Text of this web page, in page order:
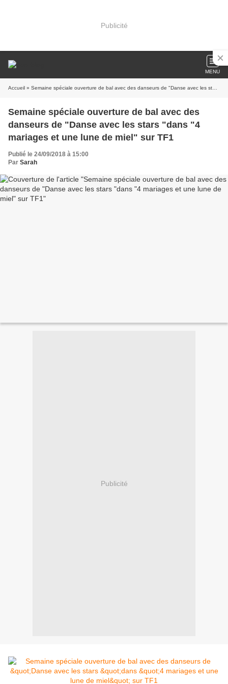
Publicité
MENU
Accueil » Semaine spéciale ouverture de bal avec des danseurs de "Danse avec les stars "dans "4 mariages et une lune de miel" sur TF1
Semaine spéciale ouverture de bal avec des
danseurs de "Danse avec les stars "dans "4
mariages et une lune de miel" sur TF1
Publié le 24/09/2018 à 15:00
Par Sarah
Publicité